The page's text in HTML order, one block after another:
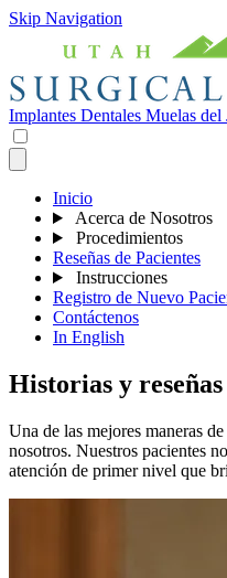
Skip Navigation
Implantes Dentales Muelas del
Inicio
Acerca de Nosotros
Procedimientos
Reseñas de Pacientes
Instrucciones
Registro de Nuevo
Contáctenos
In English
Historias y reseñas
Una de las mejores maneras
nosotros. Nuestros pacientes
atención de primer nivel que